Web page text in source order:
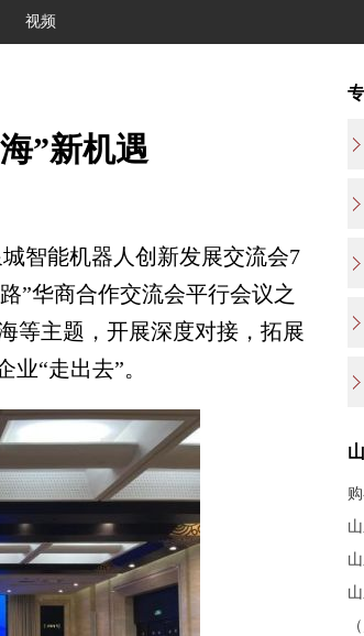
视频
”新机遇
能机器人创新发展交流会7
”华商合作交流会平行会议之
等主题，开展深度对接，拓展
“走出去”。